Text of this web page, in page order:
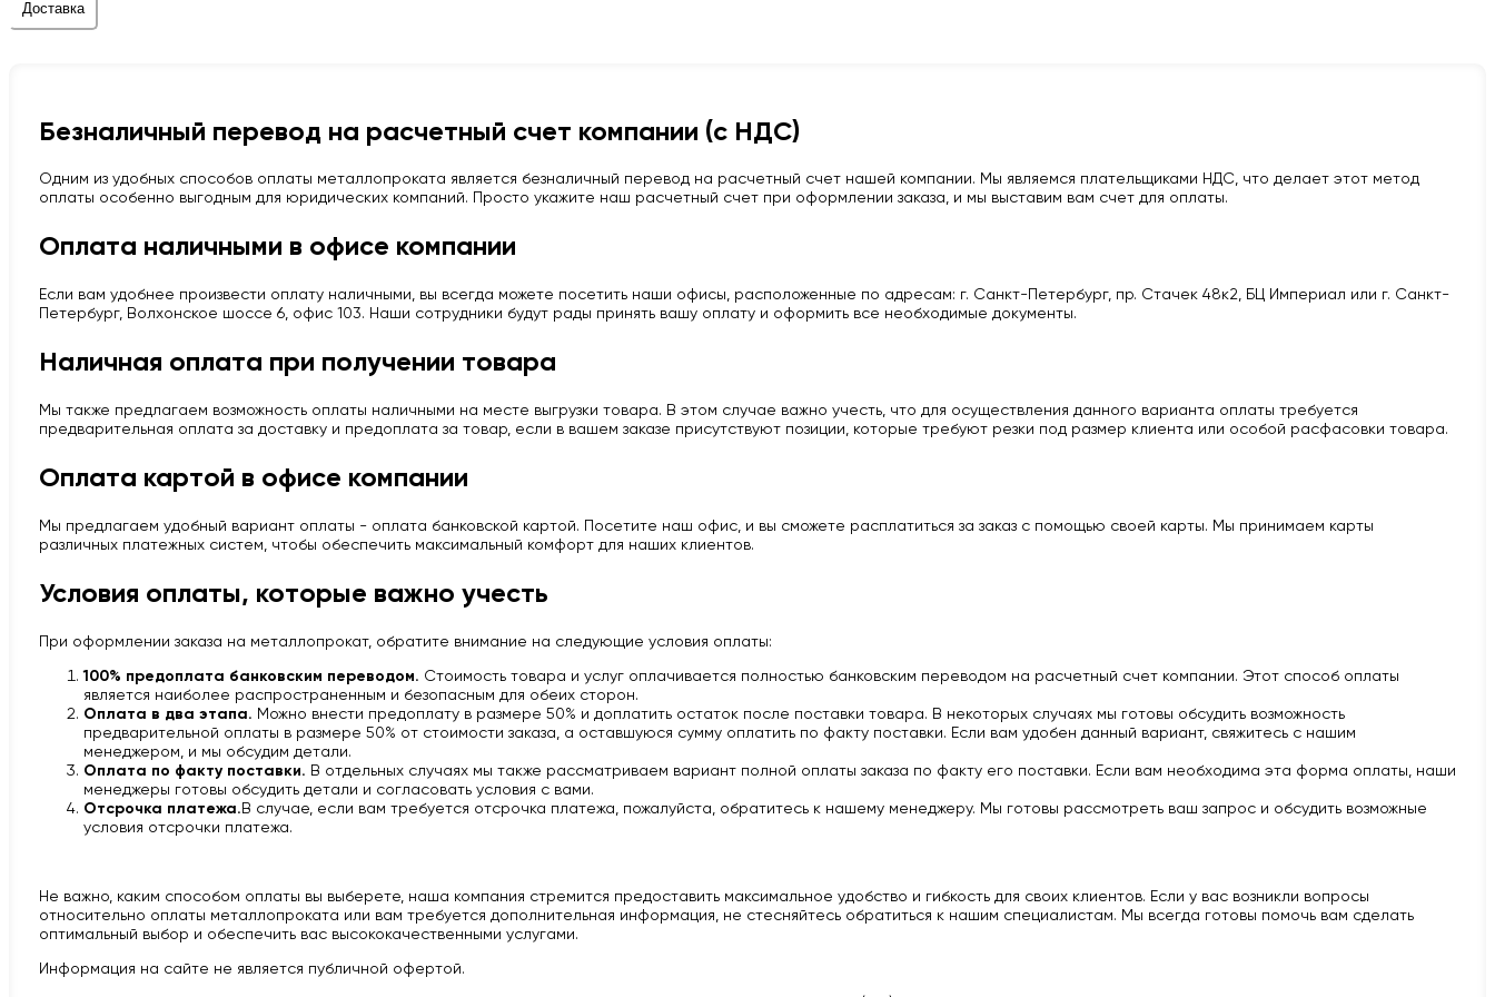
Доставка
Безналичный перевод на расчетный счет компании (с НДС)
Одним из удобных способов оплаты металлопроката является безналичный перевод на расчетный счет нашей компании. Мы являемся плательщиками НДС, что делает этот метод
оплаты особенно выгодным для юридических компаний. Просто укажите наш расчетный счет при оформлении заказа, и мы выставим вам счет для оплаты.
Оплата наличными в офисе компании
Если вам удобнее произвести оплату наличными, вы всегда можете посетить наши офисы, расположенные по адресам: г. Санкт-Петербург, пр. Стачек 48к2, БЦ Империал или г. Санкт-
Петербург, Волхонское шоссе 6, офис 103. Наши сотрудники будут рады принять вашу оплату и оформить все необходимые документы.
Наличная оплата при получении товара
Мы также предлагаем возможность оплаты наличными на месте выгрузки товара. В этом случае важно учесть, что для осуществления данного варианта оплаты требуется
предварительная оплата за доставку и предоплата за товар, если в вашем заказе присутствуют позиции, которые требуют резки под размер клиента или особой расфасовки товара.
Оплата картой в офисе компании
Мы предлагаем удобный вариант оплаты - оплата банковской картой. Посетите наш офис, и вы сможете расплатиться за заказ с помощью своей карты. Мы принимаем карты
различных платежных систем, чтобы обеспечить максимальный комфорт для наших клиентов.
Условия оплаты, которые важно учесть
При оформлении заказа на металлопрокат, обратите внимание на следующие условия оплаты:
100% предоплата банковским переводом. Стоимость товара и услуг оплачивается полностью банковским переводом на расчетный счет компании. Этот способ оплаты
является наиболее распространенным и безопасным для обеих сторон.
Оплата в два этапа. Можно внести предоплату в размере 50% и доплатить остаток после поставки товара. В некоторых случаях мы готовы обсудить возможность
предварительной оплаты в размере 50% от стоимости заказа, а оставшуюся сумму оплатить по факту поставки. Если вам удобен данный вариант, свяжитесь с нашим
менеджером, и мы обсудим детали.
Оплата по факту поставки. В отдельных случаях мы также рассматриваем вариант полной оплаты заказа по факту его поставки. Если вам необходима эта форма оплаты, наши
менеджеры готовы обсудить детали и согласовать условия с вами.
Отсрочка платежа. В случае, если вам требуется отсрочка платежа, пожалуйста, обратитесь к нашему менеджеру. Мы готовы рассмотреть ваш запрос и обсудить возможные
условия отсрочки платежа.
Не важно, каким способом оплаты вы выберете, наша компания стремится предоставить максимальное удобство и гибкость для своих клиентов. Если у вас возникли вопросы
относительно оплаты металлопроката или вам требуется дополнительная информация, не стесняйтесь обратиться к нашим специалистам. Мы всегда готовы помочь вам сделать
оптимальный выбор и обеспечить вас высококачественными услугами.
Информация на сайте не является публичной офертой.